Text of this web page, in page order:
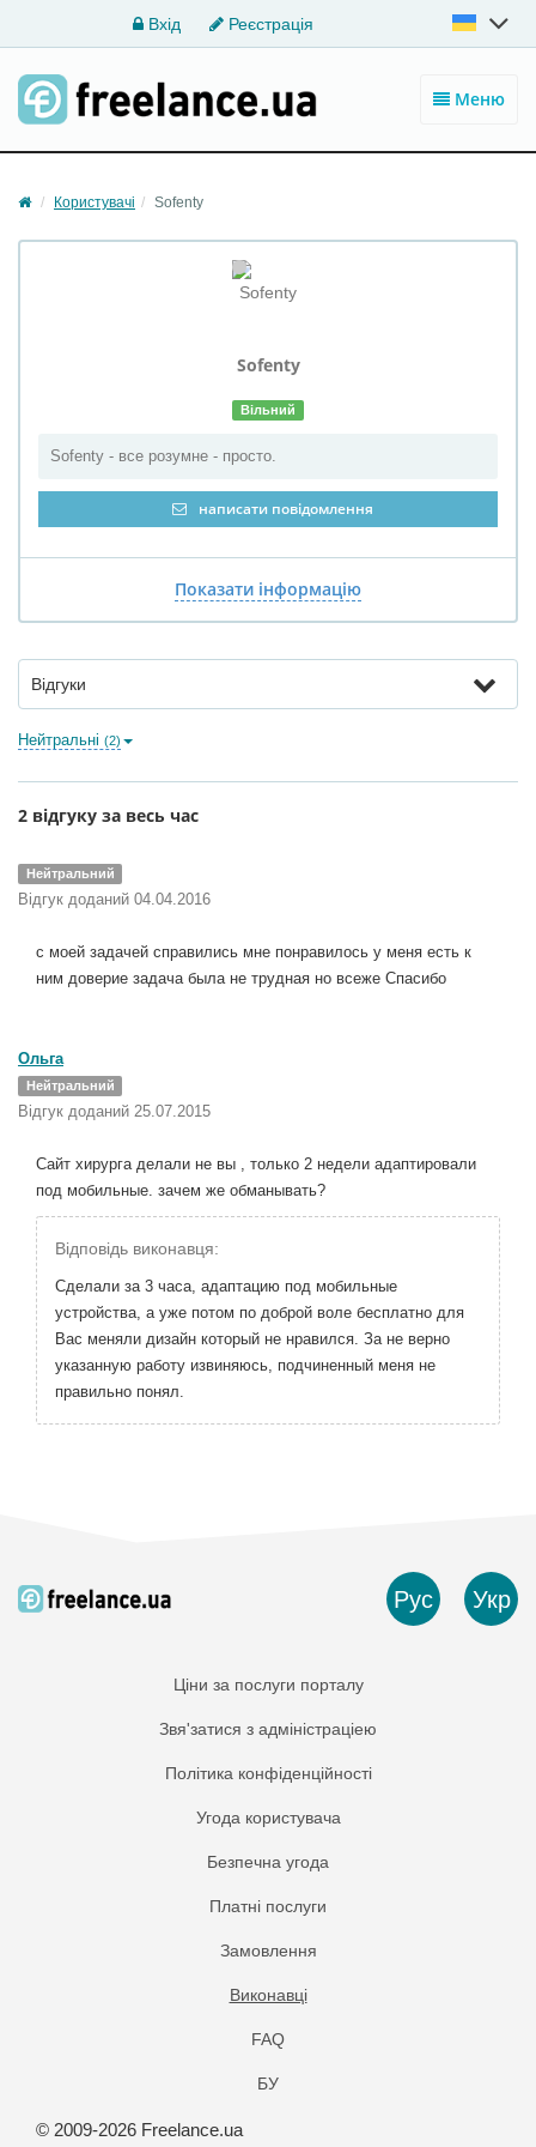
Вхід Реєстрація
Меню
Користувачі Sofenty
Sofenty
Вільний
Sofenty - все розумне - просто.
написати повідомлення
Показати інформацію
Відгуки
Нейтральні (2)
2 відгуку за весь час
Нейтральний
Відгук доданий 04.04.2016
с моей задачей справились мне понравилось у меня есть к
ним доверие задача была не трудная но всеже Спасибо
Ольга
Нейтральний
Відгук доданий 25.07.2015
Сайт хирурга делали не вы , только 2 недели адаптировали
под мобильные. зачем же обманывать?
Відповідь виконавця:
Сделали за 3 часа, адаптацию под мобильные
устройства, а уже потом по доброй воле бесплатно для
Вас меняли дизайн который не нравился. За не верно
указанную работу извиняюсь, подчиненный меня не
правильно понял.
Рус Укр
Ціни за послуги порталу
Звя'затися з адміністраціею
Політика конфіденційності
Угода користувача
Безпечна угода
Платнi послуги
Замовлення
Виконавці
FAQ
БУ
© 2009-2026 Freelance.ua